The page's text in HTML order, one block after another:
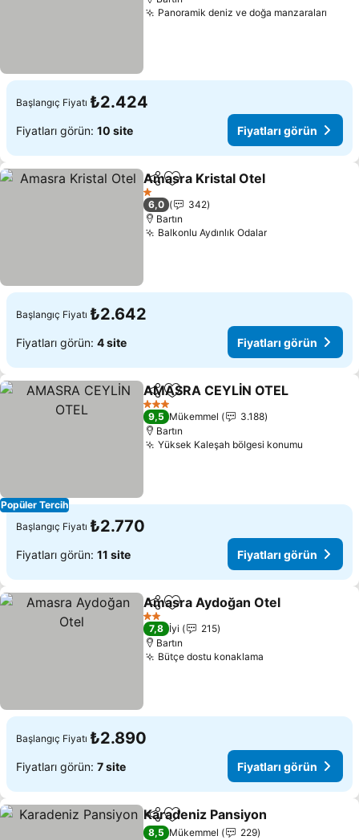
Panoramik deniz ve doğa manzaraları
Başlangıç Fiyatı ₺2.424
Fiyatları görün: 10 site Fiyatları görün
PaylaşFavorilerime ekle
Amasra Kristal Otel
1 Yıldız
6,0
342
Bartın
Balkonlu Aydınlık OdalarFiyatları görün
Başlangıç Fiyatı ₺2.642
Fiyatları görün: 4 site Fiyatları görün
Popüler Tercih
PaylaşFavorilerime ekle
AMASRA CEYLİN OTEL
3 Yıldız
9,5 Mükemmel
3.188
Bartın
Yüksek Kaleşah bölgesi konumu
Başlangıç Fiyatı ₺2.770
Fiyatları görün: 11 site Fiyatları görün
PaylaşFavorilerime ekle
Amasra Aydoğan Otel
2 Yıldız
7,8 İyi
215
Bartın
Bütçe dostu konaklama
Başlangıç Fiyatı ₺2.890
Fiyatları görün: 7 site Fiyatları görün
PaylaşFavorilerime ekle
Karadeniz Pansiyon
8,5 Mükemmel
229